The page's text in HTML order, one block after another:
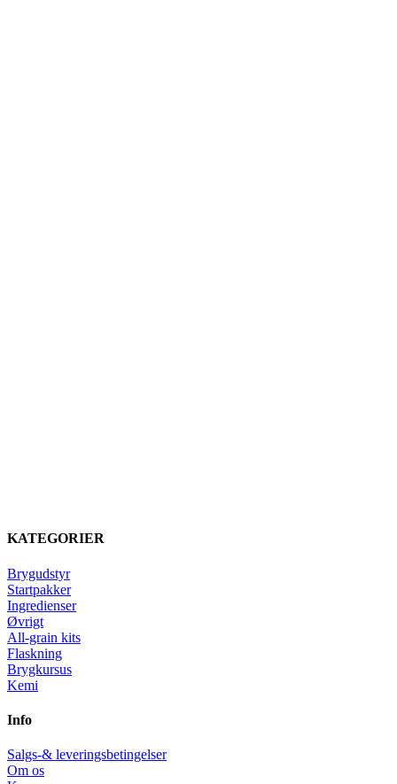
KATEGORIER
Brygudstyr
Startpakker
Ingredienser
Øvrigt
All-grain kits
Flaskning
Brygkursus
Kemi
Info
Salgs-& leveringsbetingelser
Om os